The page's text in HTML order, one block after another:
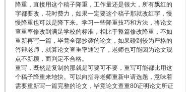
降重，直接用这个稿子降重，工作量还是很大，所有飘红的
字都要改，花时费力，如果一定要这个稿子那就改红字，慢
慢降重也可以是降下来。学习一些降重技巧和方法，将论文
查重率修改到满足学校的标准，相比于整篇修改降重，不如
重新再写一篇，毕竟全部抄袭的论文，如果碰到较为严格的
答辩老师，就算论文查重率通过了，老师也可能因为论文观
点不新颖，而判定不合格。
重写，既然是复制的那就是可要可不要，重写可能都比用这
个稿子降重来地快。可以向指导老师重新申请选题，意味着
需要重新写一篇完整的论文，毕竟论文查重80证明论文所证